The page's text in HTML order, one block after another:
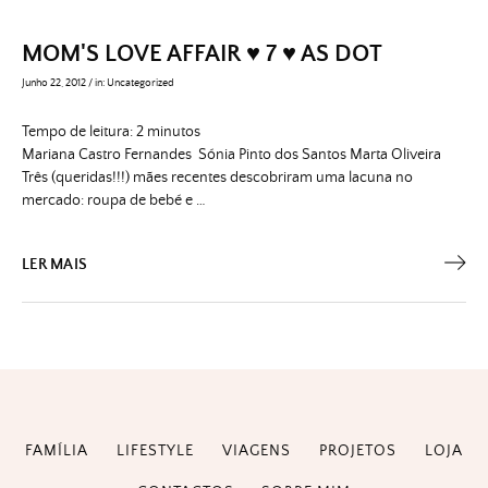
MOM'S LOVE AFFAIR ♥ 7 ♥ AS DOT
Junho 22, 2012/in: Uncategorized
Tempo de leitura:2 minutos
Mariana Castro Fernandes Sónia Pinto dos Santos Marta Oliveira
Três (queridas!!!) mães recentes descobriram uma lacuna no
mercado: roupa de bebé e …
LER MAIS
FAMÍLIA LIFESTYLE VIAGENS PROJETOS LOJA